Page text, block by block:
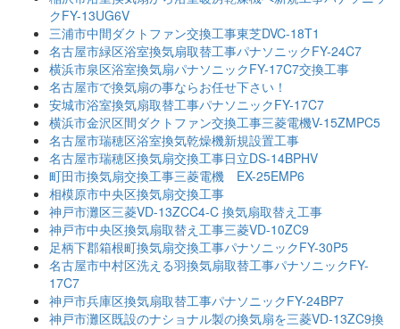
クFY-13UG6V
三浦市中間ダクトファン交換工事東芝DVC-18T1
名古屋市緑区浴室換気扇取替工事パナソニックFY-24C7
横浜市泉区浴室換気扇パナソニックFY-17C7交換工事
名古屋市で換気扇の事ならお任せ下さい！
安城市浴室換気扇取替工事パナソニックFY-17C7
横浜市金沢区間ダクトファン交換工事三菱電機V-15ZMPC5
名古屋市瑞穂区浴室換気乾燥機新規設置工事
名古屋市瑞穂区換気扇交換工事日立DS-14BPHV
町田市換気扇交換工事三菱電機 EX-25EMP6
相模原市中央区換気扇交換工事
神戸市灘区三菱VD-13ZCC4-C 換気扇取替え工事
神戸市中央区換気扇取替え工事三菱VD-10ZC9
足柄下郡箱根町換気扇交換工事パナソニックFY-30P5
名古屋市中村区洗える羽換気扇取替工事パナソニックFY-
17C7
神戸市兵庫区換気扇取替工事パナソニックFY-24BP7
神戸市灘区既設のナショナル製の換気扇を三菱VD-13ZC9換